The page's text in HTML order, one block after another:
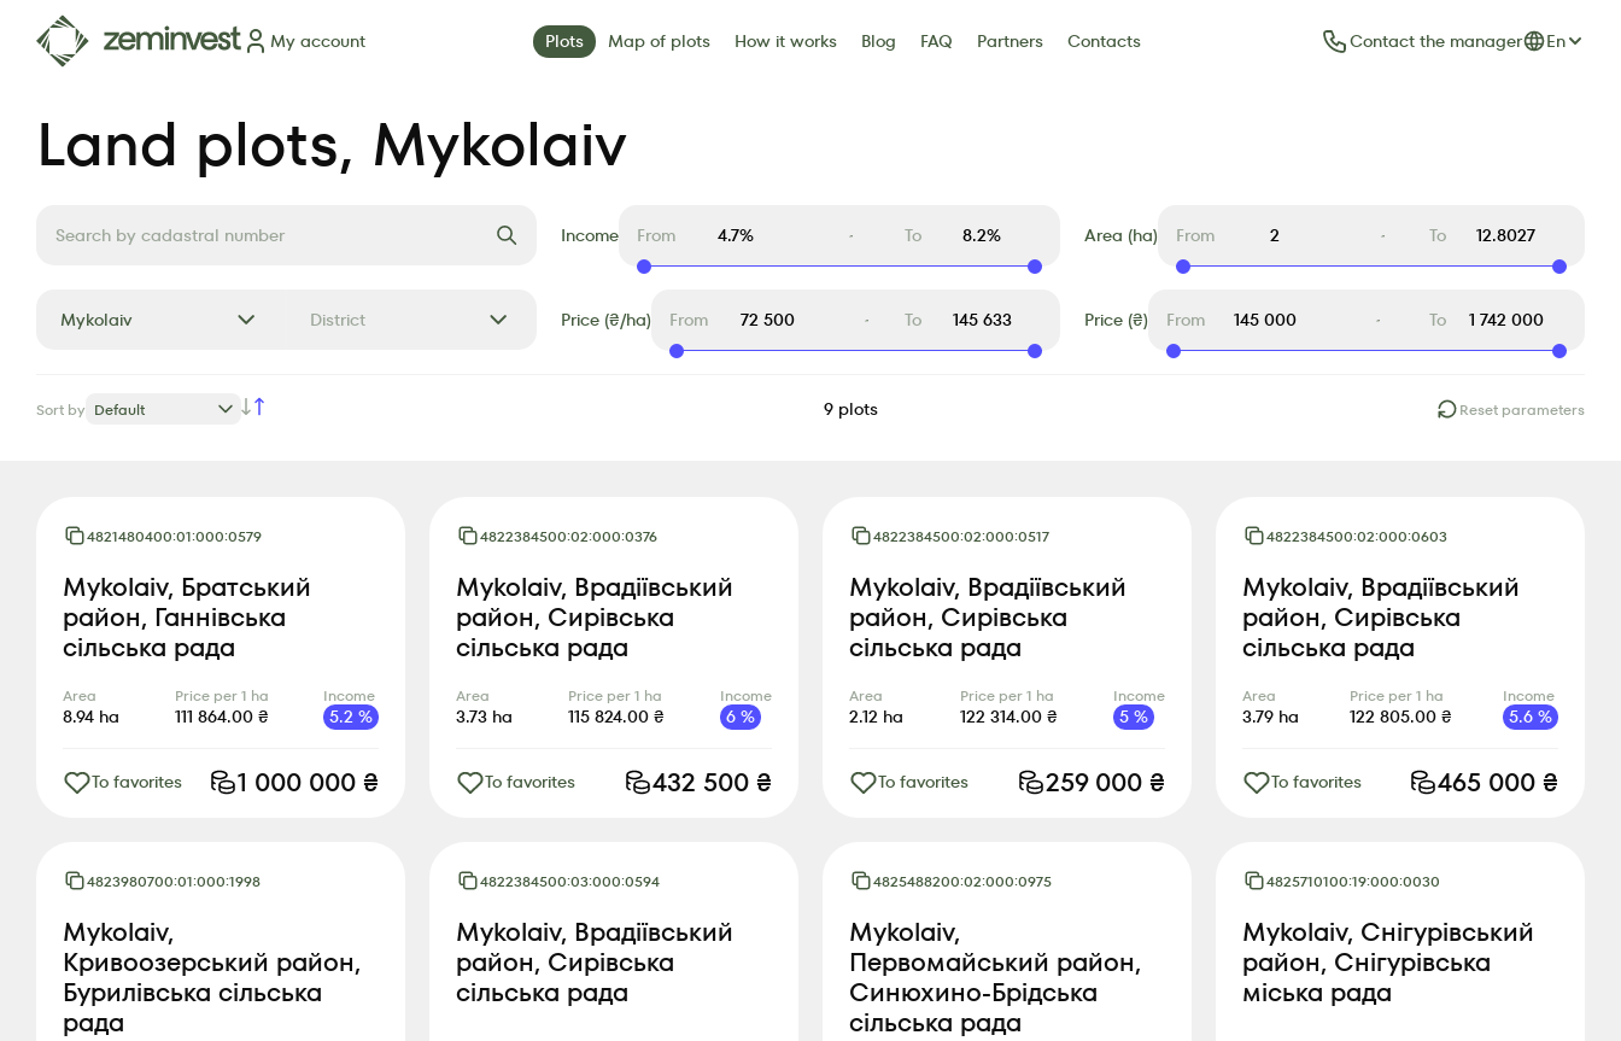
My account Plots Map of plots How it works Blog FAQ Partners Contacts Contact the manager En
Land plots, Mykolaiv
Income From To Area (ha) From To
Mykolaiv District Price (₴/ha) From To Price (₴) From To
9 plots Reset parameters
Sort by Default
4821480400:01:000:0579
Mykolaiv, Братський
район, Ганнівська
сільська рада
Area
8.94 ha
Price per 1 ha
111 864.00₴
Income
5.2 %
To favorites 1 000 000 ₴
4822384500:02:000:0376
Mykolaiv, Врадіївський
район, Сирівська
сільська рада
Area
3.73 ha
Price per 1 ha
115 824.00 ₴
Income
6 %
To favorites 432 500 ₴
4822384500:02:000:0517
Mykolaiv, Врадіївський
район, Сирівська
сільська рада
Area
2.12 ha
Price per 1 ha
122 314.00₴
Income
5 %
To favorites 259 000 ₴
4822384500:02:000:0603
Mykolaiv, Врадіївський
район, Сирівська
сільська рада
Area
3.79 ha
Price per 1 ha
122 805.00 ₴
Income
5.6 %
To favorites 465 000 ₴
4823980700:01:000:1998
Mykolaiv,
Кривоозерський район,
Бурилівська сільська
рада
4822384500:03:000:0594
Mykolaiv, Врадіївський
район, Сирівська
сільська рада
4825488200:02:000:0975
Mykolaiv,
Первомайський район,
Синюхино-Брідська
сільська рада
4825710100:19:000:0030
Mykolaiv, Снігурівський
район, Снігурівська
міська рада